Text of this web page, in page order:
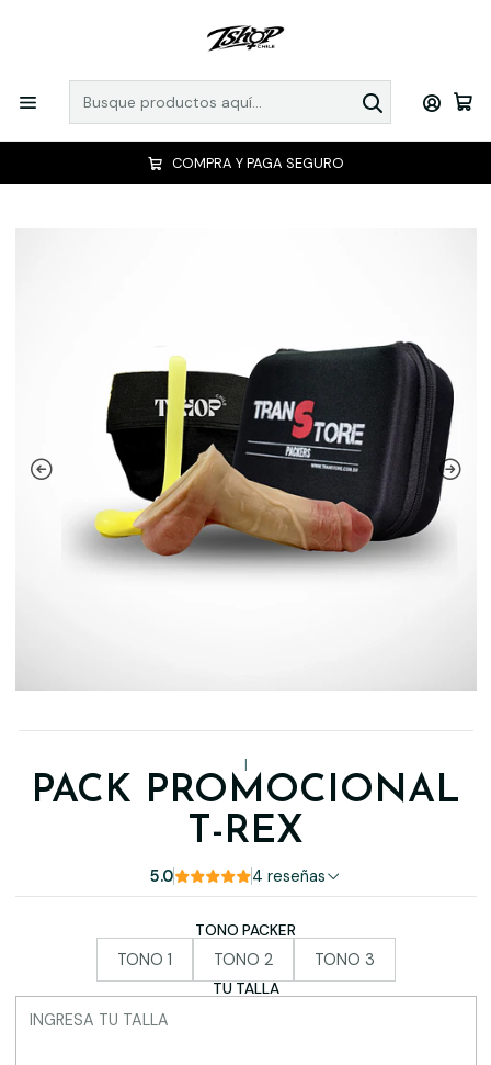
COMPRA Y PAGA SEGURO
|
PACK PROMOCIONAL
T-REX
5.0 4 reseñas
TONO PACKER
TONO 1 TONO 2 TONO 3
TU TALLA